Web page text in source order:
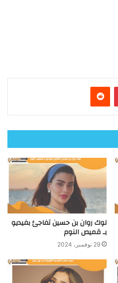
بينتيريست
لوك روان بن حسين تفاجئ بفيديو
بـ قميص النوم
29 نوفمبر، 2024